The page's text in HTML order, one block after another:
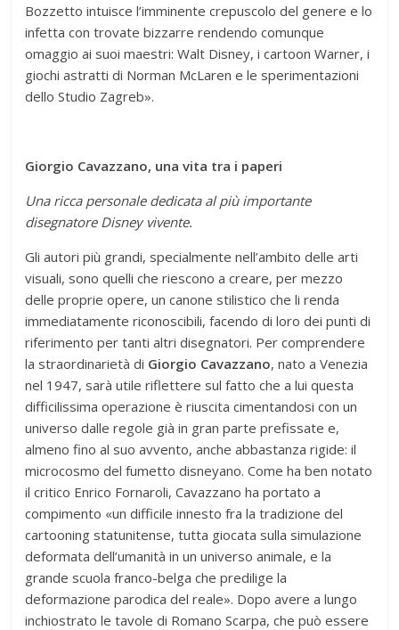
Bozzetto intuisce l’imminente crepuscolo del genere e lo
infetta con trovate bizzarre rendendo comunque
omaggio ai suoi maestri: Walt Disney, i cartoon Warner, i
giochi astratti di Norman McLaren e le sperimentazioni
dello Studio Zagreb».
Giorgio Cavazzano, una vita tra i paperi
Una ricca personale dedicata al più importante
disegnatore Disney vivente.
Gli autori più grandi, specialmente nell’ambito delle arti
visuali, sono quelli che riescono a creare, per mezzo
delle proprie opere, un canone stilistico che li renda
immediatamente riconoscibili, facendo di loro dei punti di
riferimento per tanti altri disegnatori. Per comprendere
la straordinarietà di Giorgio Cavazzano, nato a Venezia
nel 1947, sarà utile riflettere sul fatto che a lui questa
difficilissima operazione è riuscita cimentandosi con un
universo dalle regole già in gran parte prefissate e,
almeno fino al suo avvento, anche abbastanza rigide: il
microcosmo del fumetto disneyano. Come ha ben notato
il critico Enrico Fornaroli, Cavazzano ha portato a
compimento «un difficile innesto fra la tradizione del
cartooning statunitense, tutta giocata sulla simulazione
deformata dell’umanità in un universo animale, e la
grande scuola franco-belga che predilige la
deformazione parodica del reale». Dopo avere a lungo
inchiostrato le tavole di Romano Scarpa, che può essere